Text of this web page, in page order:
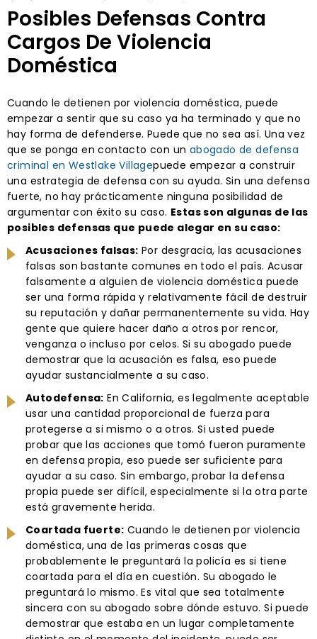
Posibles Defensas Contra
Cargos De Violencia
Doméstica
Cuando le detienen por violencia doméstica, puede
empezar a sentir que su caso ya ha terminado y que no
hay forma de defenderse. Puede que no sea así. Una vez
que se ponga en contacto con un abogado de defensa
criminal en Westlake Villagepuede empezar a construir
una estrategia de defensa con su ayuda. Sin una defensa
fuerte, no hay prácticamente ninguna posibilidad de
argumentar con éxito su caso. Estas son algunas de las
posibles defensas que puede alegar en su caso:
Acusaciones falsas: Por desgracia, las acusaciones
falsas son bastante comunes en todo el país. Acusar
falsamente a alguien de violencia doméstica puede
ser una forma rápida y relativamente fácil de destruir
su reputación y dañar permanentemente su vida. Hay
gente que quiere hacer daño a otros por rencor,
venganza o incluso por celos. Si su abogado puede
demostrar que la acusación es falsa, eso puede
ayudar sustancialmente a su caso.
Autodefensa: En California, es legalmente aceptable
usar una cantidad proporcional de fuerza para
protegerse a si mismo o a otros. Si usted puede
probar que las acciones que tomó fueron puramente
en defensa propia, eso puede ser suficiente para
ayudar a su caso. Sin embargo, probar la defensa
propia puede ser difícil, especialmente si la otra parte
está gravemente herida.
Coartada fuerte: Cuando le detienen por violencia
doméstica, una de las primeras cosas que
probablemente le preguntará la policía es si tiene
coartada para el día en cuestión. Su abogado le
preguntará lo mismo. Es vital que sea totalmente
sincera con su abogado sobre dónde estuvo. Si puede
demostrar que estaba en un lugar completamente